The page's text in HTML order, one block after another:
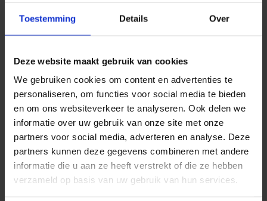
Toestemming Details Over
Deze website maakt gebruik van cookies
We gebruiken cookies om content en advertenties te
personaliseren, om functies voor social media te bieden
en om ons websiteverkeer te analyseren. Ook delen we
informatie over uw gebruik van onze site met onze
partners voor social media, adverteren en analyse. Deze
partners kunnen deze gegevens combineren met andere
informatie die u aan ze heeft verstrekt of die ze hebben
verzameld op basis van uw gebruik van hun services.
jarenlange ervaring bieden wij uitvaartpakketten die
en de daarbij behorende (eerlijke) prijzen. U betaalt
op deze manier alleen voor datgene wat u wilt
afnemen en wat past binnen uw budget. Indien u dit
wenst, kunt u deze pakketten uitbreiden.
Door met vaste uitvaartpakketten te werken, kan
Goedkope Uitvaart24 u een goed verzorgde en
waardige crematie in Brummen tegen een eerlijk
tarief garanderen.